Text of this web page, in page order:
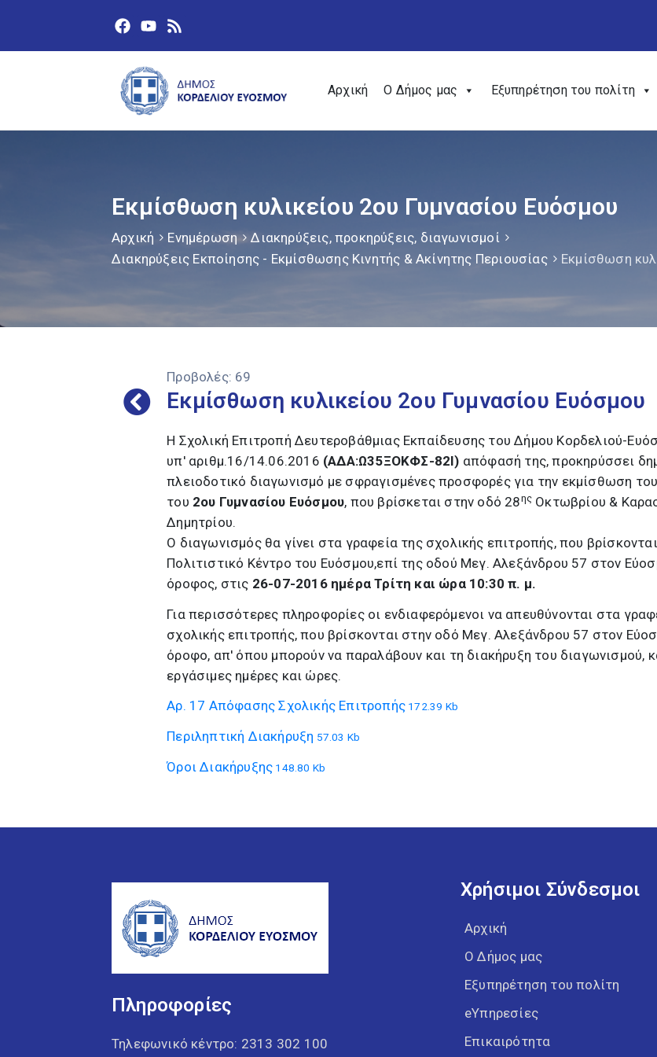
Αρχική Ο Δήμος μας Εξυπηρέτηση του πολίτη
Εκμίσθωση κυλικείου 2ου Γυμνασίου Ευόσμου
Αρχική Ενημέρωση
Διακηρύξεις, προκηρύξεις, διαγωνισμοί
Διακηρύξεις Εκποίησης - Εκμίσθωσης Κινητής & Ακίνητης Περιουσίας
Εκμίσθωση
Προβολές: 69
Εκμίσθωση κυλικείου 2ου Γυμνασίου Ευόσμου
Η Σχολική Επιτροπή Δευτεροβάθμιας Εκπαίδευσης του Δήμου Κορδελιού-
υπ' αριθμ.16/14.06.2016 (ΑΔΑ:Ω35ΞΟΚΦΣ-82Ι) απόφασή της, προκηρύσσει
πλειοδοτικό διαγωνισμό με σφραγισμένες προσφορές για την εκμίσθωση του
του 2ου Γυμνασίου Ευόσμου, που βρίσκεται στην οδό 28ης Οκτωβρίου &
Δημητρίου.
Ο διαγωνισμός θα γίνει στα γραφεία της σχολικής επιτροπής, που
Πολιτιστικό Κέντρο του Ευόσμου,επί της οδού Μεγ. Αλεξάνδρου 57 στον
όροφος, στις 26-07-2016 ημέρα Τρίτη και ώρα 10:30 π. μ.
Για περισσότερες πληροφορίες οι ενδιαφερόμενοι να απευθύνονται στα
σχολικής επιτροπής, που βρίσκονται στην οδό Μεγ. Αλεξάνδρου 57 στον
όροφο, απ' όπου μπορούν να παραλάβουν και τη διακήρυξη του διαγωνισμού,
εργάσιμες ημέρες και ώρες.
Αρ. 17 Απόφασης Σχολικής Επιτροπής 172.39 Kb
Περιληπτική Διακήρυξη 57.03 Kb
Όροι Διακήρυξης 148.80 Kb
Πληροφορίες
Τηλεφωνικό κέντρο: 2313 302 100
Χρήσιμοι Σύνδεσμοι
Αρχική
Ο Δήμος μας
Εξυπηρέτηση του πολίτη
eΥπηρεσίες
Επικαιρότητα